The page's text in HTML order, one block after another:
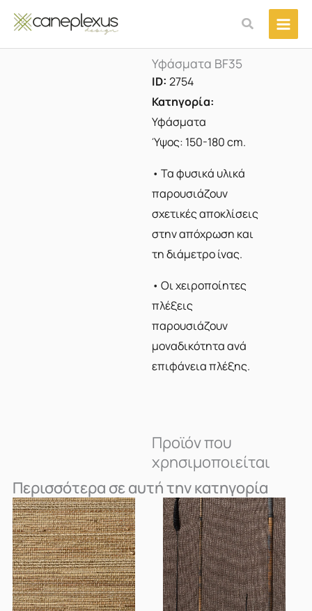
στο
περιεχόμενο
Αναζήτηση
Υφάσματα BF35
ID: 2754
Κατηγορία:
Υφάσματα
Ύψος: 150-180 cm.
• Τα φυσικά υλικά
παρουσιάζουν
σχετικές αποκλίσεις
στην απόχρωση και
τη διάμετρο ίνας.
• Οι χειροποίητες
πλέξεις
παρουσιάζουν
μοναδικότητα ανά
επιφάνεια πλέξης.
Προϊόν που
χρησιμοποιείται
Περισσότερα σε αυτή την κατηγορία